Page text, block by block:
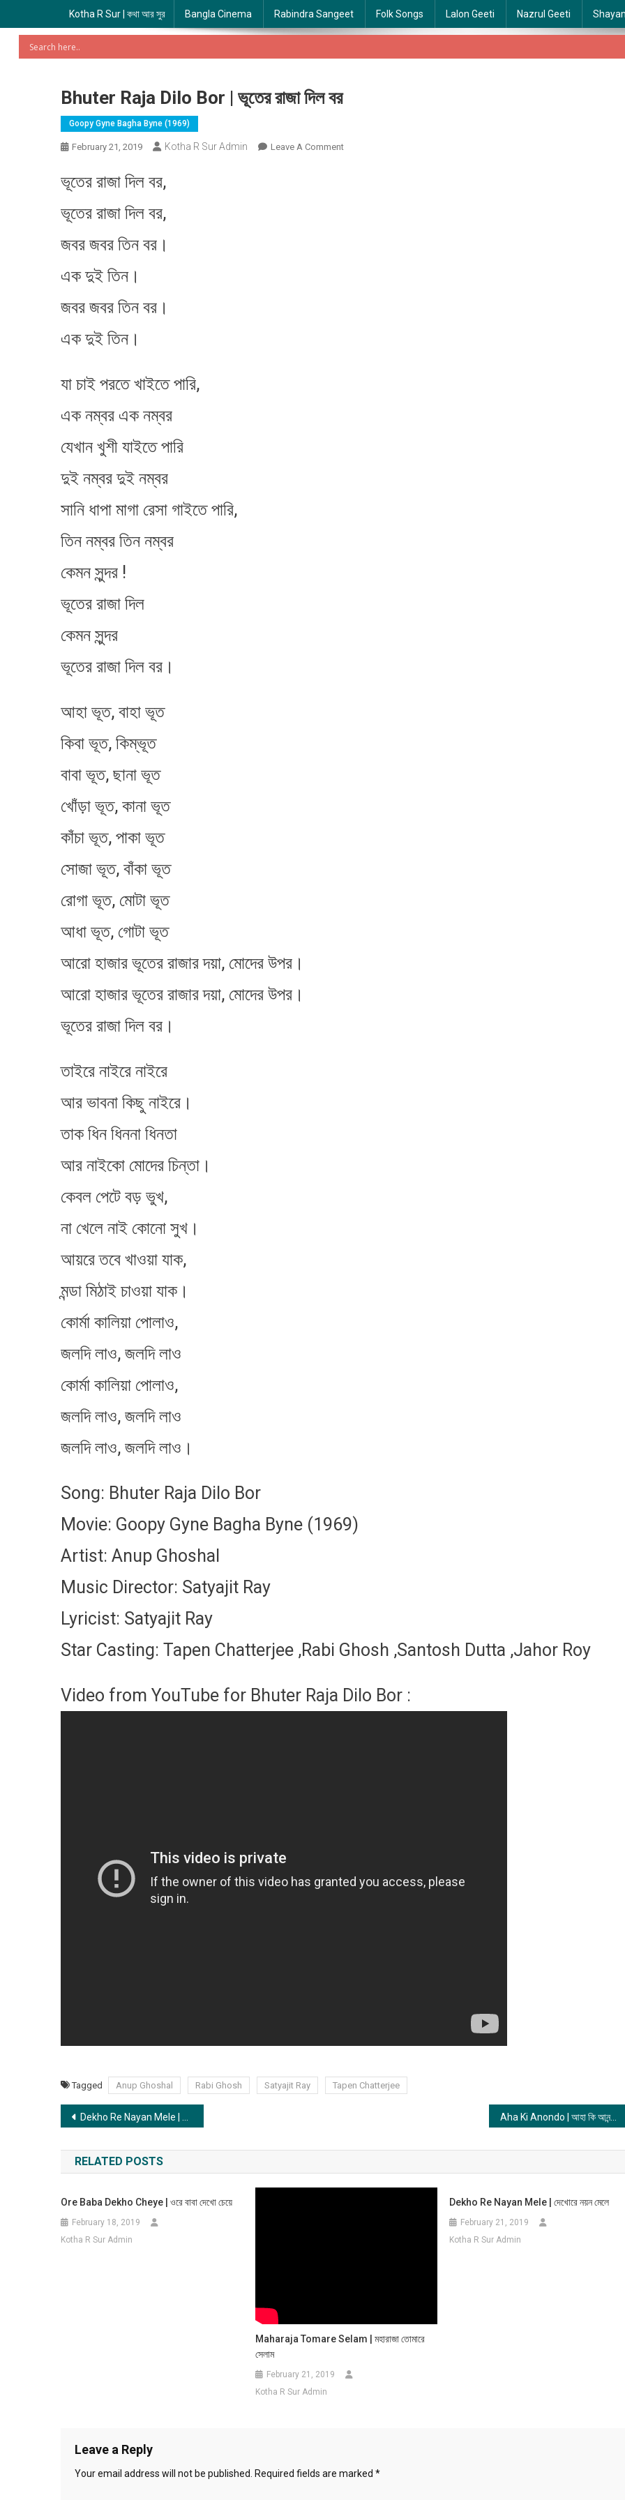
Kotha R Sur | কথা আর সুর Bangla Cinema Rabindra Sangeet Folk Songs Lalon Geeti Nazrul Geeti
Bhuter Raja Dilo Bor | ভূতের রাজা দিল বর
Goopy Gyne Bagha Byne (1969)
February 21, 2019 Kotha R Sur Admin Leave A CommentOn
ভূতের রাজা দিল বর,
ভূতের রাজা দিল বর,
জবর জবর তিন বর।
এক দুই তিন।
জবর জবর তিন বর।
এক দুই তিন।
যা চাই পরতে খাইতে পারি,
এক নম্বর​ এক নম্বর​
যেখান খুশী যাইতে পারি
দুই নম্বর​ দুই নম্বর​
সানি ধাপা মাগা রেসা গাইতে পারি,
তিন নম্বর তিন নম্বর
কেমন সুন্দর !
ভূতের রাজা দিল
কেমন সুন্দর
ভূতের রাজা দিল বর।
আহা ভূত, বাহা ভূত
কিবা ভূত, কিম্ভূত
বাবা ভূত, ছানা ভূত
খোঁড়া ভূত, কানা ভূত
কাঁচা ভূত, পাকা ভূত
সোজা ভূত, বাঁকা ভূত
রোগা ভূত, মোটা ভূত
আধা ভূত, গোটা ভূত
আরো হাজার ভূতের রাজার দয়া, মোদের উপর।
আরো হাজার ভূতের রাজার দয়া, মোদের উপর।
ভূতের রাজা দিল বর।
তাইরে নাইরে নাইরে
আর ভাবনা কিছু নাইরে।
তাক ধিন ধিননা ধিনতা
আর নাইকো মোদের চিন্তা।
কেবল পেটে বড় ভুখ,
না খেলে নাই কোনো সুখ।
আয়রে তবে খাওয়া যাক,
মন্ডা মিঠাই চাওয়া যাক।
কোর্মা কালিয়া পোলাও,
জলদি লাও, জলদি লাও
কোর্মা কালিয়া পোলাও,
জলদি লাও, জলদি লাও
জলদি লাও, জলদি লাও।
Song: Bhuter Raja Dilo Bor
Movie: Goopy Gyne Bagha Byne (1969)
Artist: Anup Ghoshal
Music Director: Satyajit Ray
Lyricist: Satyajit Ray
Star Casting: Tapen Chatterjee ,Rabi Ghosh ,Santosh Dutta ,Jahor Roy
Video from YouTube for Bhuter Raja Dilo Bor :
Tagged Anup Ghoshal Rabi Ghosh Satyajit Ray Tapen Chatterjee
Post
navigation
Dekho Re Nayan Mele | দেখোরে নয়ন মেলে Aha Ki Anondo | আহা কি আনন্দ
RELATED POSTS
Ore Baba Dekho Cheye | ওরে বাবা দেখো চেয়ে
February 18, 2019
Kotha R Sur Admin
Maharaja Tomare Selam | মহারাজা তোমারে
সেলাম
February 21, 2019
Kotha R Sur Admin
Dekho Re Nayan Mele | দেখোরে নয়ন মেলে
February 21, 2019
Kotha R Sur Admin
Leave a Reply
Your email address will not be published. Required fields are marked *